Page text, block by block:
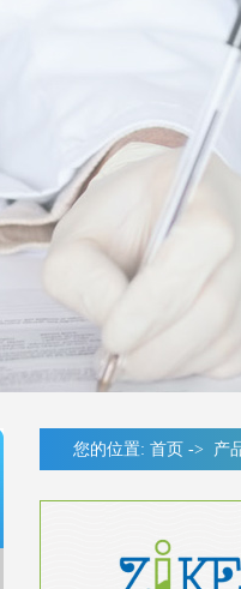
您的位置: 首页 -> 产